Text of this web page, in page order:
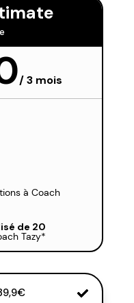
/3 mois
à Coach
de 20
Tazy*